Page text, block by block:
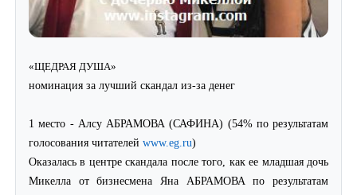
«ЩЕДРАЯ ДУША»
номинация за лучший скандал из-за денег
1 место - Алсу АБРАМОВА (САФИНА) (54% по результатам
голосования читателей www.eg.ru)
Оказалась в центре скандала после того, как ее младшая дочь
Микелла от бизнесмена Яна АБРАМОВА по результатам